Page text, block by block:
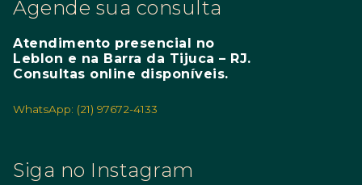
Agende sua consulta
Atendimento presencial no
Leblon e na Barra da Tijuca – RJ.
Consultas online disponíveis.
WhatsApp: (21) 97672-4133
Siga no Instagram